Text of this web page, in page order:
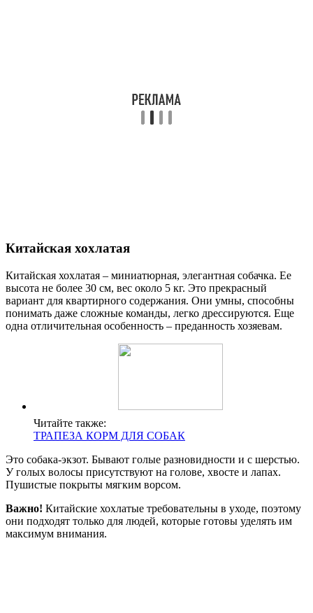
Китайская хохлатая
Китайская хохлатая – миниатюрная, элегантная собачка. Ее
высота не более 30 см, вес около 5 кг. Это прекрасный
вариант для квартирного содержания. Они умны, способны
понимать даже сложные команды, легко дрессируются. Еще
одна отличительная особенность – преданность хозяевам.
Читайте также:
ТРАПЕЗА КОРМ ДЛЯ СОБАК
Это собака-экзот. Бывают голые разновидности и с шерстью.
У голых волосы присутствуют на голове, хвосте и лапах.
Пушистые покрыты мягким ворсом.
Важно! Китайские хохлатые требовательны в уходе, поэтому
они подходят только для людей, которые готовы уделять им
максимум внимания.